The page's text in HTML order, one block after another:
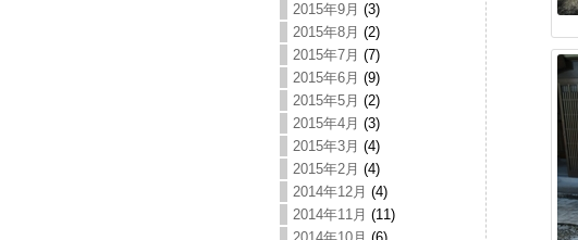
2015年9月 (3)
2015年8月 (2)
2015年7月 (7)
2015年6月 (9)
2015年5月 (2)
2015年4月 (3)
2015年3月 (4)
2015年2月 (4)
2014年12月 (4)
2014年11月 (11)